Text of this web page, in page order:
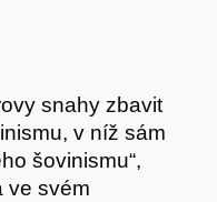
snahy zbavit
v níž sám
šovinismu“,
ve svém